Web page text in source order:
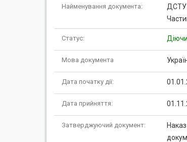
Найменування документа:
ДСТУ
Статус:
Мова документа
Дата початку дії:
Дата прийняття:
Затверджуючий документ: